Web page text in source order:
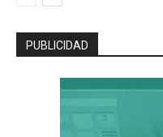
PUBLICIDAD